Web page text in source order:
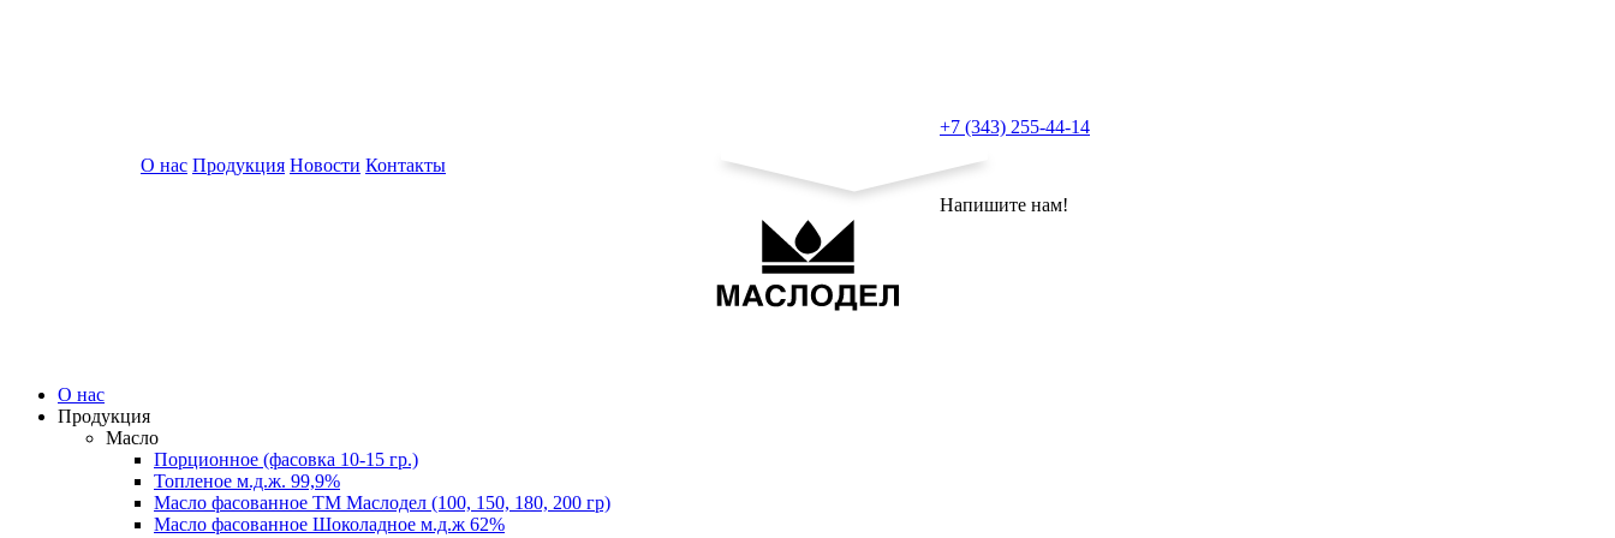
О нас Продукция Новости Контакты
+7 (343) 255-44-14
Напишите нам!
О нас
Продукция
Масло
Порционное (фасовка 10-15 гр.)
Топленое м.д.ж. 99,9%
Масло фасованное ТМ Маслодел (100, 150, 180, 200 гр)
Масло фасованное Шоколадное м.д.ж 62%